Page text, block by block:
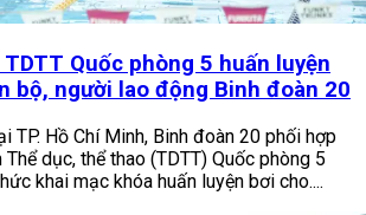
Quốc phòng 5 huấn luyện
bộ, người lao động Binh đoàn 20
TP. Hồ Chí Minh, Binh đoàn 20 phối hợp
Thể dục, thể thao (TDTT) Quốc phòng 5
khai mạc khóa huấn luyện bơi cho....